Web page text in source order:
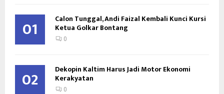
01 Calon Tunggal, Andi Faizal Kembali Kunci Kursi
Ketua Golkar Bontang
0
02 Dekopin Kaltim Harus Jadi Motor Ekonomi
Kerakyatan
0